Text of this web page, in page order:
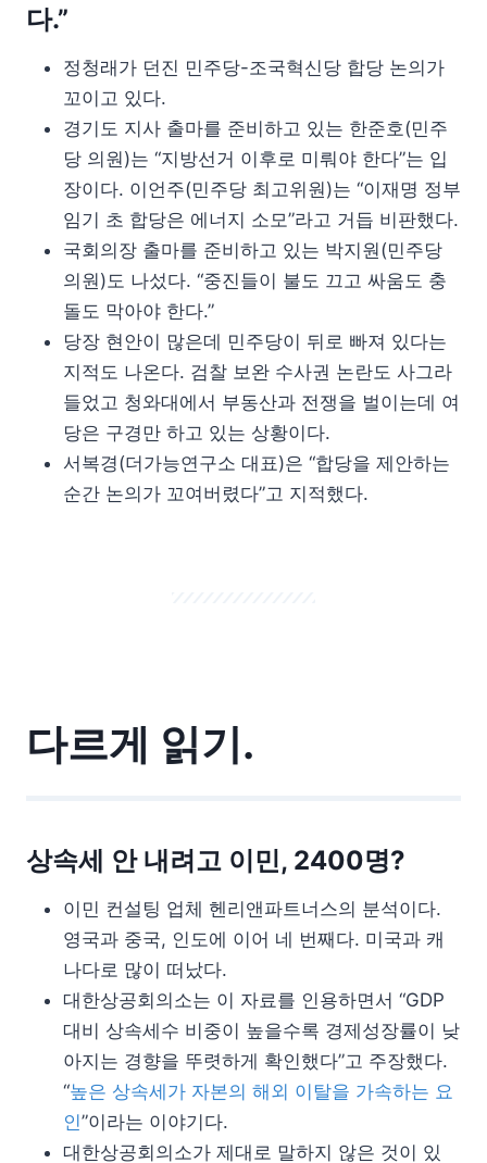
다.”
정청래가 던진 민주당-조국혁신당 합당 논의가
꼬이고 있다.
경기도 지사 출마를 준비하고 있는 한준호(민주
당 의원)는 “지방선거 이후로 미뤄야 한다”는 입
장이다. 이언주(민주당 최고위원)는 “이재명 정부
임기 초 합당은 에너지 소모”라고 거듭 비판했다.
국회의장 출마를 준비하고 있는 박지원(민주당
의원)도 나섰다. “중진들이 불도 끄고 싸움도 충
돌도 막아야 한다.”
당장 현안이 많은데 민주당이 뒤로 빠져 있다는
지적도 나온다. 검찰 보완 수사권 논란도 사그라
들었고 청와대에서 부동산과 전쟁을 벌이는데 여
당은 구경만 하고 있는 상황이다.
서복경(더가능연구소 대표)은 “합당을 제안하는
순간 논의가 꼬여버렸다”고 지적했다.
다르게 읽기.
상속세 안 내려고 이민, 2400명?
이민 컨설팅 업체 헨리앤파트너스의 분석이다.
영국과 중국, 인도에 이어 네 번째다. 미국과 캐
나다로 많이 떠났다.
대한상공회의소는 이 자료를 인용하면서 “GDP
대비 상속세수 비중이 높을수록 경제성장률이 낮
아지는 경향을 뚜렷하게 확인했다”고 주장했다.
“높은 상속세가 자본의 해외 이탈을 가속하는 요
인”이라는 이야기다.
대한상공회의소가 제대로 말하지 않은 것이 있